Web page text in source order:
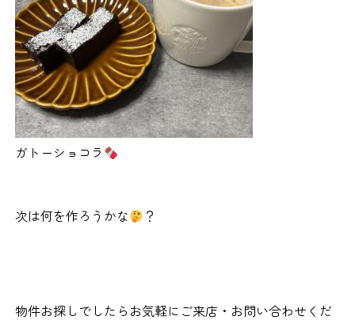
ガトーショコラ
次は何を作ろうかな ？
物件お探しでしたらお気軽にご来店・お問い合わせくだ